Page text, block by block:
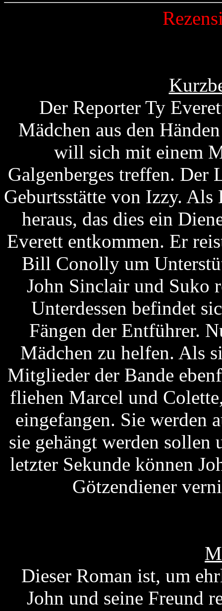
Der Reporter Ty
Mädchen aus den
will sich mit einem
Galgenberges treffen. Der
Geburtsstätte von Izzy.
heraus, das dies ein
Everett entkommen. Er
Bill Conolly um
John Sinclair und Suko
Unterdessen befindet
Fängen der Entführer.
Mädchen zu helfen. Als
Mitglieder der Bande
fliehen Marcel und
eingefangen. Sie werden
sie gehängt werden sollen
letzter Sekunde können
Götzendiener
Dieser Roman ist, um
John und seine Freund